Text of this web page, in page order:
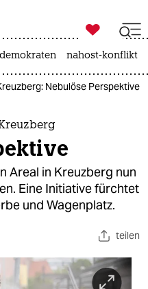

taz zahl ich
nahost-konflikt
Nebulöse Perspektive
Areal in Kreuzberg nun
Eine Initiative fürchtet
und Wagenplatz.
teilen